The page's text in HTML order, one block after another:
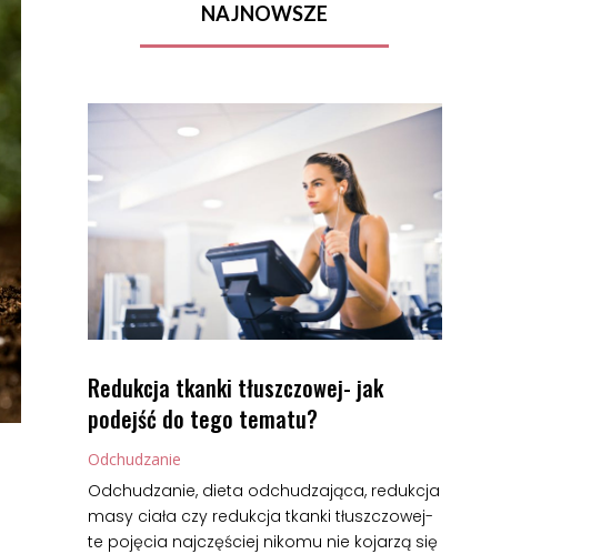
NAJNOWSZE
Redukcja tkanki tłuszczowej- jak
podejść do tego tematu?
Odchudzanie
Odchudzanie, dieta odchudzająca, redukcja
masy ciała czy redukcja tkanki tłuszczowej-
te pojęcia najczęściej nikomu nie kojarzą się